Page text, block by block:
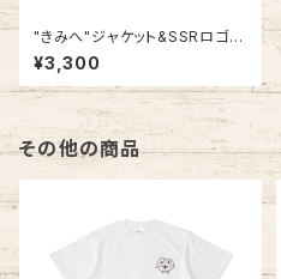
"きみへ"ジャケット&SSRロゴ入
りマグカップ
¥3,300
その他の商品